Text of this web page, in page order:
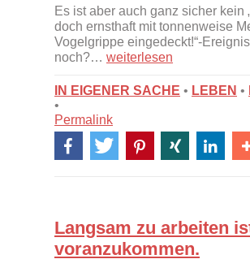
Es ist aber auch ganz sicher kein
doch ernsthaft mit tonnenweise
Vogelgrippe eingedeckt!“-
noch?… weiterlesen
IN EIGENER SACHE • LEBEN •
•
Permalink
Langsam zu arbeiten
voranzukommen.